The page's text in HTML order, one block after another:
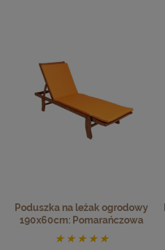
Poduszka na leżak ogrodowy
190x60cm: Pomarańczowa